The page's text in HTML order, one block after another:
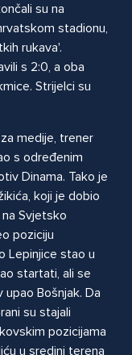
su na
stadionu,
rukava'.
s 2:0, a oba
Strijelci su
medije, trener
s određenim
Dinama. Tako je
koji je dobio
Svjetsko
poziciju
Lepinjice stao u
startati, ali se
Bošnjak. Da
su stajali
pozicijama
u sredini terena